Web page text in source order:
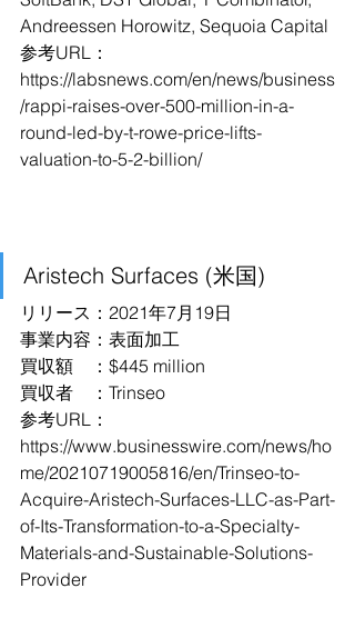
Andreessen Horowitz, Sequoia Capital
参考URL：
https://labsnews.com/en/news/business
/rappi-raises-over-500-million-in-a-
round-led-by-t-rowe-price-lifts-
valuation-to-5-2-billion/
Aristech Surfaces (米国)
リリース：2021年7月19日
事業内容：表面加工
買収額　：$445 million
買収者　：Trinseo
参考URL：
https://www.businesswire.com/news/ho
me/20210719005816/en/Trinseo-to-
Acquire-Aristech-Surfaces-LLC-as-Part-
of-Its-Transformation-to-a-Specialty-
Materials-and-Sustainable-Solutions-
Provider